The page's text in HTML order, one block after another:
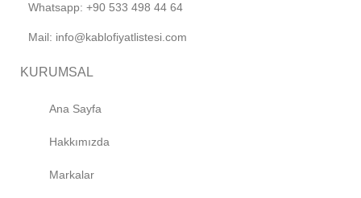
Whatsapp: +90 533 498 44 64
Mail: info@kablofiyatlistesi.com
KURUMSAL
Ana Sayfa
Hakkımızda
Markalar